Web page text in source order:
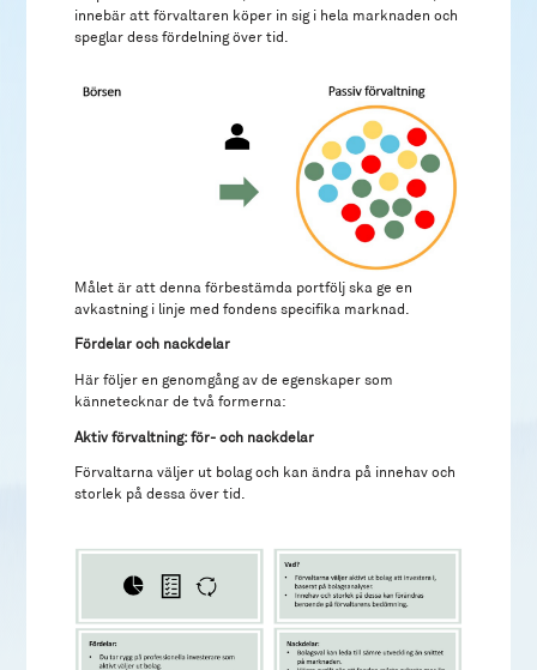
innebär att förvaltaren köper in sig i hela marknaden och
speglar dess fördelning över tid.
Målet är att denna förbestämda portfölj ska ge en
avkastning i linje med fondens specifika marknad.
Fördelar och nackdelar
Här följer en genomgång av de egenskaper som
kännetecknar de två formerna:
Aktiv förvaltning: för- och nackdelar
Förvaltarna väljer ut bolag och kan ändra på innehav och
storlek på dessa över tid.